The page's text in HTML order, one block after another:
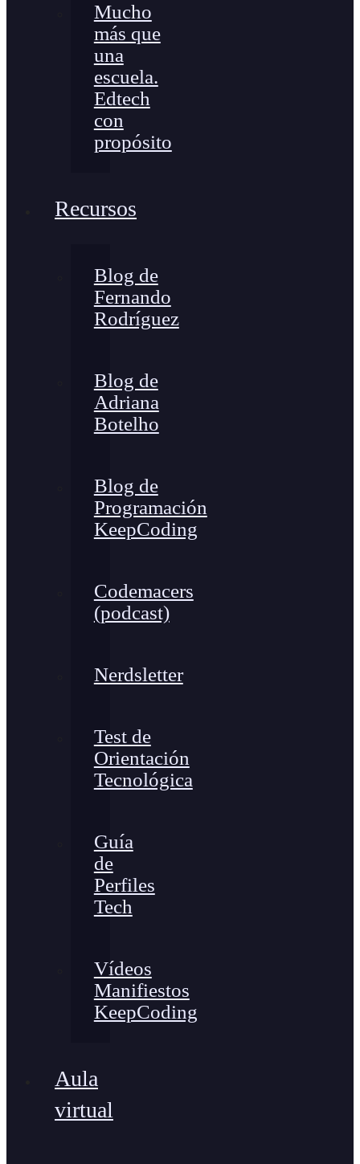
Mucho
más que
una
escuela.
Edtech
con
propósito
Recursos
Blog de
Fernando
Rodríguez
Blog de
Adriana
Botelho
Blog de
Programación
KeepCoding
Codemacers
(podcast)
Nerdsletter
Test de
Orientación
Tecnológica
Guía
de
Perfiles
Tech
Vídeos
Manifiestos
KeepCoding
Aula
virtual